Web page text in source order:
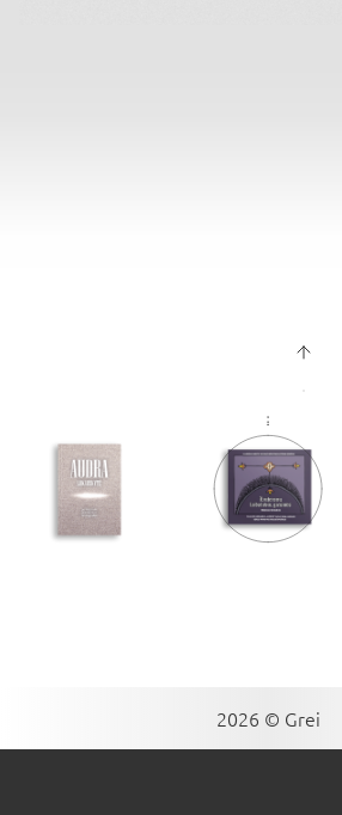
2026 © Grei